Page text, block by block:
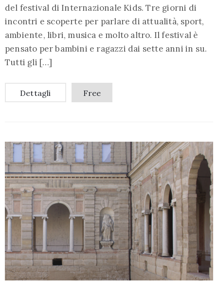
del festival di Internazionale Kids. Tre giorni di
incontri e scoperte per parlare di attualità, sport,
ambiente, libri, musica e molto altro. Il festival è
pensato per bambini e ragazzi dai sette anni in su.
Tutti gli […]
Dettagli Free